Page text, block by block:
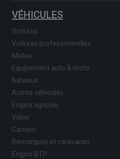
VÉHICULES
Voitures
Voitures professionnelles
Motos
Equipement auto & moto
Bateaux
Autres véhicules
Engins agricole
Vélos
Camion
Remorques et caravanes
Engins BTP